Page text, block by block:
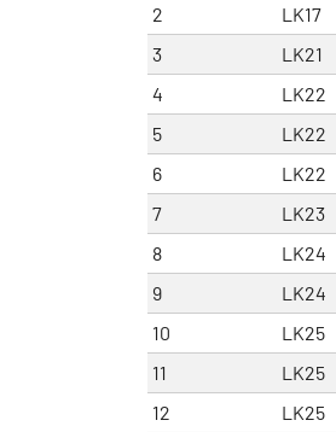
2
LK17
3
LK21
4
LK22
5
LK22
6
LK22
7
LK23
8
LK24
9
LK24
10
LK25
11
LK25
12
LK25